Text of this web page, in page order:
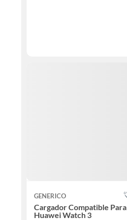
GENERICO
Cargador Compatible Para
Huawei Watch 3